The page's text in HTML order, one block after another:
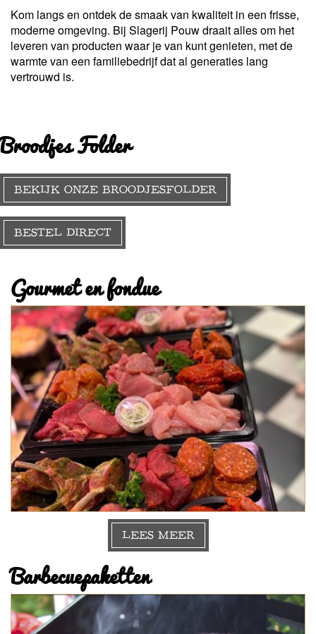
Kom langs en ontdek de smaak van kwaliteit in een frisse,
moderne omgeving. Bij Slagerij Pouw draait alles om het
leveren van producten waar je van kunt genieten, met de
warmte van een familiebedrijf dat al generaties lang
vertrouwd is.
Broodjes Folder
BEKIJK ONZE BROODJESFOLDER
BESTEL DIRECT
Gourmet en fondue
LEES MEER
Barbecuepaketten